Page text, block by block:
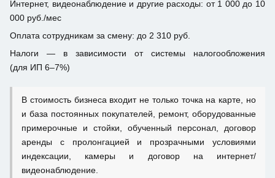
Интернет, видеонаблюдение и другие расходы: от 1 000 до 10
000 руб./мес
Оплата сотрудникам за смену: до 2 310 руб.
Налоги — в зависимости от системы налогообложения
(для ИП 6–7%)
В стоимость бизнеса входит не только точка на карте, но
и база постоянных покупателей, ремонт, оборудованные
примерочные и стойки, обученный персонал, договор
аренды с пролонгацией и прозрачными условиями
индексации, камеры и договор на интернет/
видеонаблюдение.